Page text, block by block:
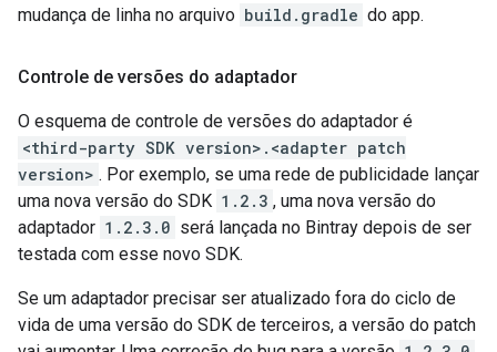
mudança de linha no arquivo build.gradle do app.
Controle de versões do adaptador
O esquema de controle de versões do adaptador é
<third-party SDK version>.<adapter patch
version> . Por exemplo, se uma rede de publicidade lançar
uma nova versão do SDK 1.2.3 , uma nova versão do
adaptador 1.2.3.0 será lançada no Bintray depois de ser
testada com esse novo SDK.
Se um adaptador precisar ser atualizado fora do ciclo de
vida de uma versão do SDK de terceiros, a versão do patch